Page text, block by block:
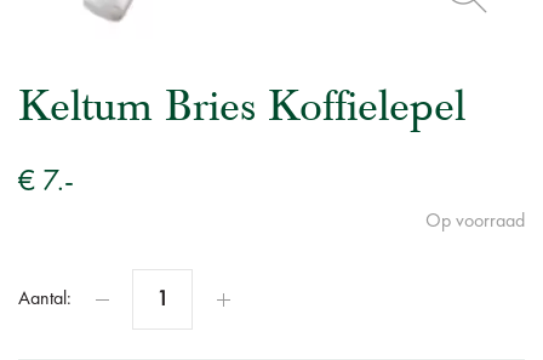
Keltum Bries Koffielepel
€ 7.-
Op voorraad
Aantal: